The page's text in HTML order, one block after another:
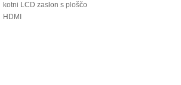
kotni LCD zaslon s ploščo
HDMI